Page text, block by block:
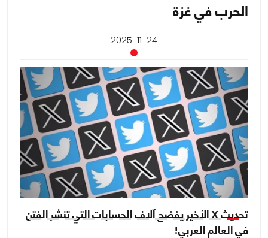
الحرب في غزة
2025-11-24
تحديث X الأخير يفضح آلاف الحسابات التي تنشر الفتن
في العالم العربي!